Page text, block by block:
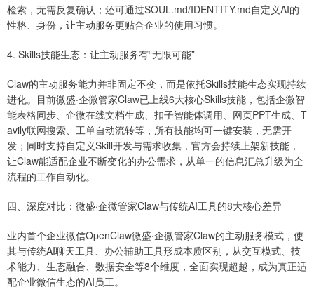
检索，无需反复确认；还可通过SOUL.md/IDENTITY.md自定义AI的
性格、身份，让主动服务更贴合企业的使用习惯。
4. Skills技能生态：让主动服务有“无限可能”
Claw的主动服务能力并非固定不变，而是依托Skills技能生态实现持续
进化。目前微盛·企微管家Claw已上线6大核心Skills技能，包括企微智
能表格同步、企微在线文档生成、扣子智能体调用、网页PPT生成、T
avily联网搜索、工单自动流转等，所有技能均可一键安装，无需开
发；同时支持自定义Skill开发与需求收集，官方会持续上架新技能，
让Claw能适配企业不断变化的办公需求，从单一的信息汇总升级为全
流程的工作自动化。
四、深度对比：微盛·企微管家Claw与传统AI工具的8大核心差异
业内首个企业微信OpenClaw微盛·企微管家Claw的主动服务模式，使
其与传统AI聊天工具、办公辅助工具形成本质区别，从交互模式、技
术能力、生态融合、数据安全等8个维度，全面实现超越，成为真正适
配企业微信生态的AI员工。